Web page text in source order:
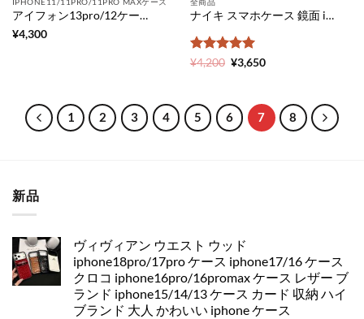
アイフォン13pro/12ケース コーチ iphone11pro ケース メンズ coach アイ フォン ケース11 シグネチャー柄 iphone xs max ケース ブランド 人気 iphone xr ケース シンプル iphone x ケース ペア 大人 iPhone携帯カバー 耐 衝撃
¥4,300
ナイキ スマホケース 鏡面 iPhone11proケース アディダス ミラー アイ フォン ケース11 韓国 nike iPhone Xs/Xs Maxケース ぺア シンプル iphone xr ケース 海外 adidas 携帯 カバー おしゃれ
5段階中5の
¥4,200 元
は
¥4,200
で
し
¥3,650現
格
は
¥3,650
で
1 2 3 4 5 6 7 8
新品
ヴィヴィアン ウエスト ウッド
iphone18pro/17pro ケース iphone17/16 ケース
クロコ iphone16pro/16promax ケース レザー ブ
ランド iphone15/14/13 ケース カード 収納 ハイ
ブランド 大人 かわいい iphone ケース